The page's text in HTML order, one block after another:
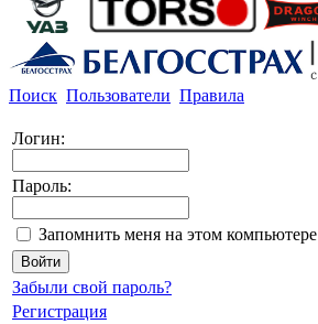
Поиск Пользователи Правила
Логин:
Пароль:
Запомнить меня на этом компьютере
Забыли свой пароль?
Регистрация